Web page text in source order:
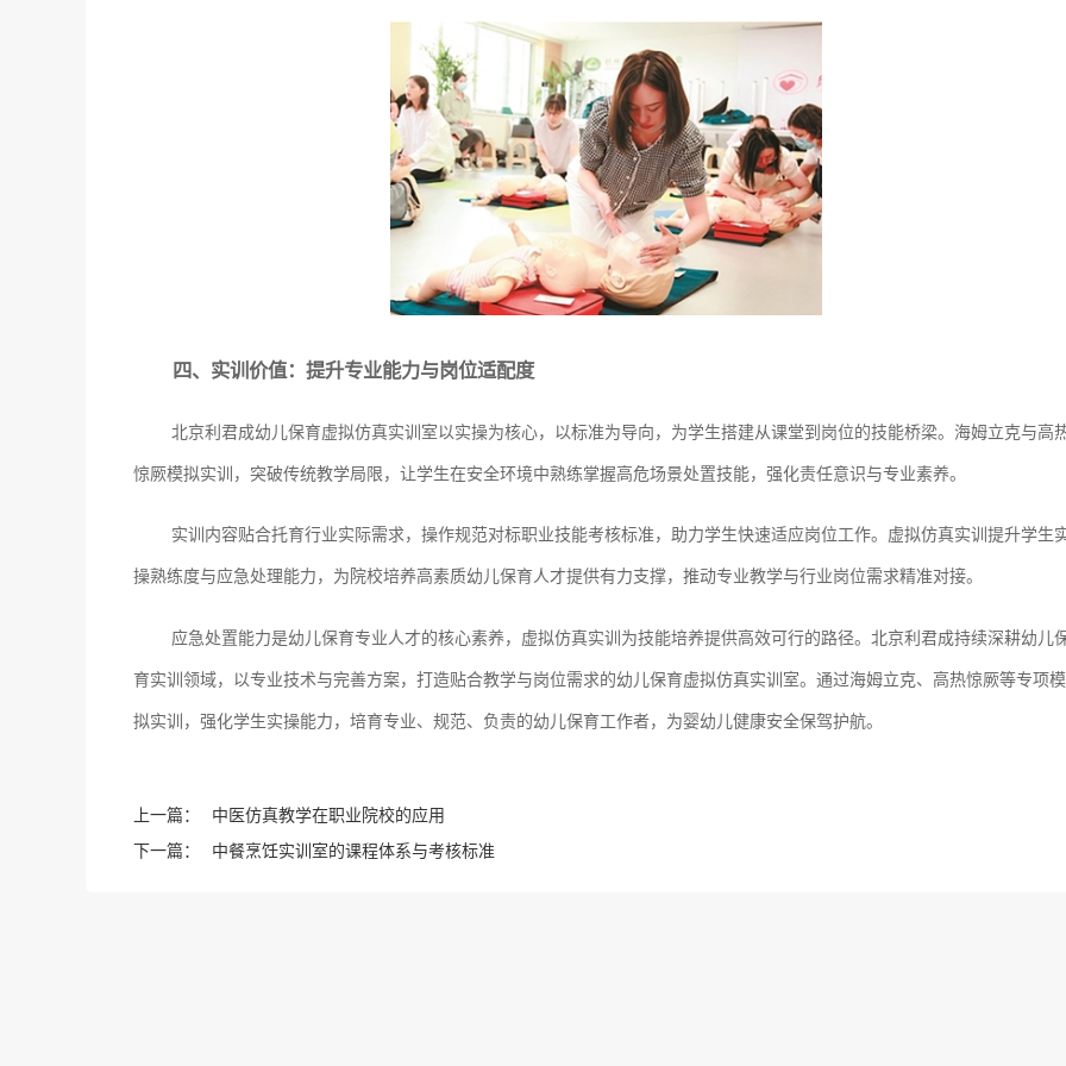
四、实训价值：提升专业能力与岗位适配度
北京利君成幼儿保育虚拟仿真实训室以实操为核心，以标准为导向，为学生搭建从课堂到岗位的技能桥梁。海姆立克与高
惊厥模拟实训，突破传统教学局限，让学生在安全环境中熟练掌握高危场景处置技能，强化责任意识与专业素养。
实训内容贴合托育行业实际需求，操作规范对标职业技能考核标准，助力学生快速适应岗位工作。虚拟仿真实训提升学生
操熟练度与应急处理能力，为院校培养高素质幼儿保育人才提供有力支撑，推动专业教学与行业岗位需求精准对接。
应急处置能力是幼儿保育专业人才的核心素养，虚拟仿真实训为技能培养提供高效可行的路径。北京利君成持续深耕幼儿
育实训领域，以专业技术与完善方案，打造贴合教学与岗位需求的幼儿保育虚拟仿真实训室。通过海姆立克、高热惊厥等专项模
拟实训，强化学生实操能力，培育专业、规范、负责的幼儿保育工作者，为婴幼儿健康安全保驾护航。
上一篇：
中医仿真教学在职业院校的应用
下一篇：
中餐烹饪实训室的课程体系与考核标准